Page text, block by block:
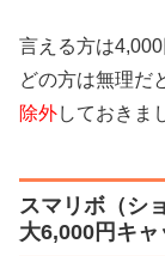
言える方は
どの方は無理だ
除外しておきま
スマリボ（シ
大6,000円キ